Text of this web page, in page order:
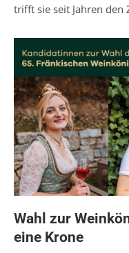
trifft sie seit Jahren den
Wahl zur
eine Krone